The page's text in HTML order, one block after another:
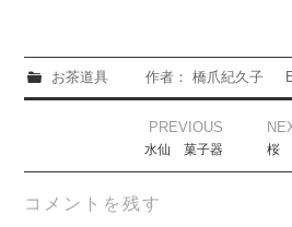
お茶道具 作者： 橋爪紀久子
PREVIOUS
水仙 菓子器 桜
コメントを残す